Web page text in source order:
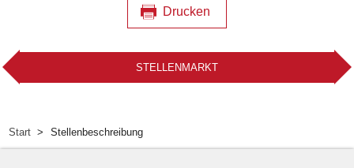
Drucken
STELLENMARKT
Start Stellenbeschreibung